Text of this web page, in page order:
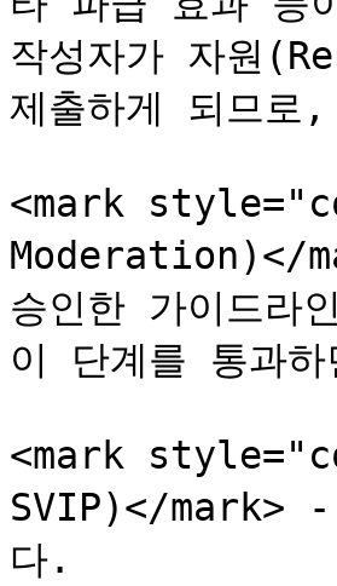
작성자가 자원
제출하게 되므로
<mark
Moderation)</
승인한 가이드라
이 단계를 통과
<mark
SVIP)</mark> -
다.